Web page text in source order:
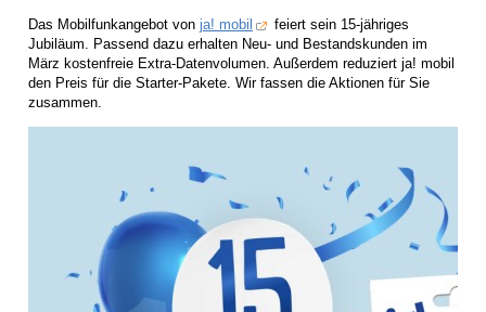
Das Mobilfunkangebot von ja! mobil
feiert sein 15-jähriges
Jubiläum. Passend dazu erhalten Neu- und Bestandskunden im
März kostenfreie Extra-Datenvolumen. Außerdem reduziert ja! mobil
den Preis für die Starter-Pakete. Wir fassen die Aktionen für Sie
zusammen.